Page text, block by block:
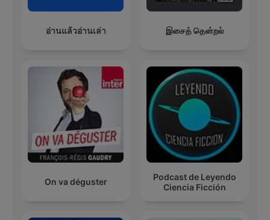
อ่านแล้วอ่านเล่า இசைத் தென்றல்
On va déguster
Podcast de Leyendo
Ciencia Ficción